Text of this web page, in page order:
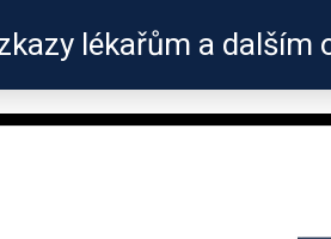
borrelióza
lékařům a dalším